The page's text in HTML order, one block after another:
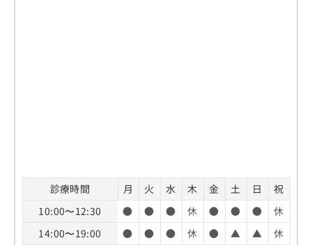
診療時間 月 火 水 木 金 土 日
祝
10:00〜12:30
● ● ● 休 ● ● ●
休
14:00〜19:00
● ● ● 休 ● ▲ ▲
休